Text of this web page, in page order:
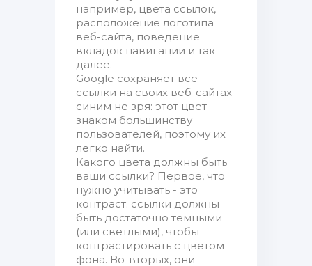
например, цвета ссылок,
расположение логотипа
веб-сайта, поведение
вкладок навигации и так
далее.
Google сохраняет все
ссылки на своих веб-сайтах
синим не зря: этот цвет
знаком большинству
пользователей, поэтому их
легко найти.
Какого цвета должны быть
ваши ссылки? Первое, что
нужно учитывать - это
контраст: ссылки должны
быть достаточно темными
(или светлыми), чтобы
контрастировать с цветом
фона. Во-вторых, они